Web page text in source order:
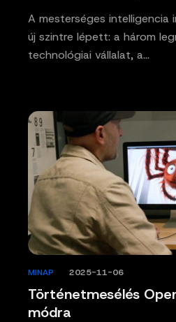
A mesterséges intelligencia
új szintre lépett: a három
technológiai vállalat, a…
Történetmesélés
módra
MINAP 2025-11-06